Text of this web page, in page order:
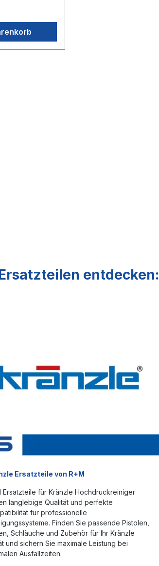
entdecken:
Ersatzteile von R+M
Ersatzteile für Kränzle Hochdruckreiniger
langlebige Qualität und perfekte
für professionelle
Finden Sie passende Pistolen,
Schläuche und Zubehör für Ihr Kränzle
und sichern Sie maximale Leistung bei
Ausfallzeiten.